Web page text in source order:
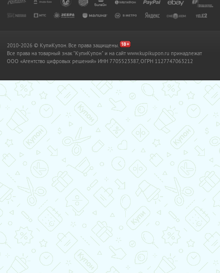
2010-2026 © КупиКупон. Все права защищены.
Все права на товарный знак "КупиКупон" и на сайт www.kupikupon.ru принадлежат
OOO «Агентство цифровых решений» ИНН 7705523387, ОГРН 1127747063212